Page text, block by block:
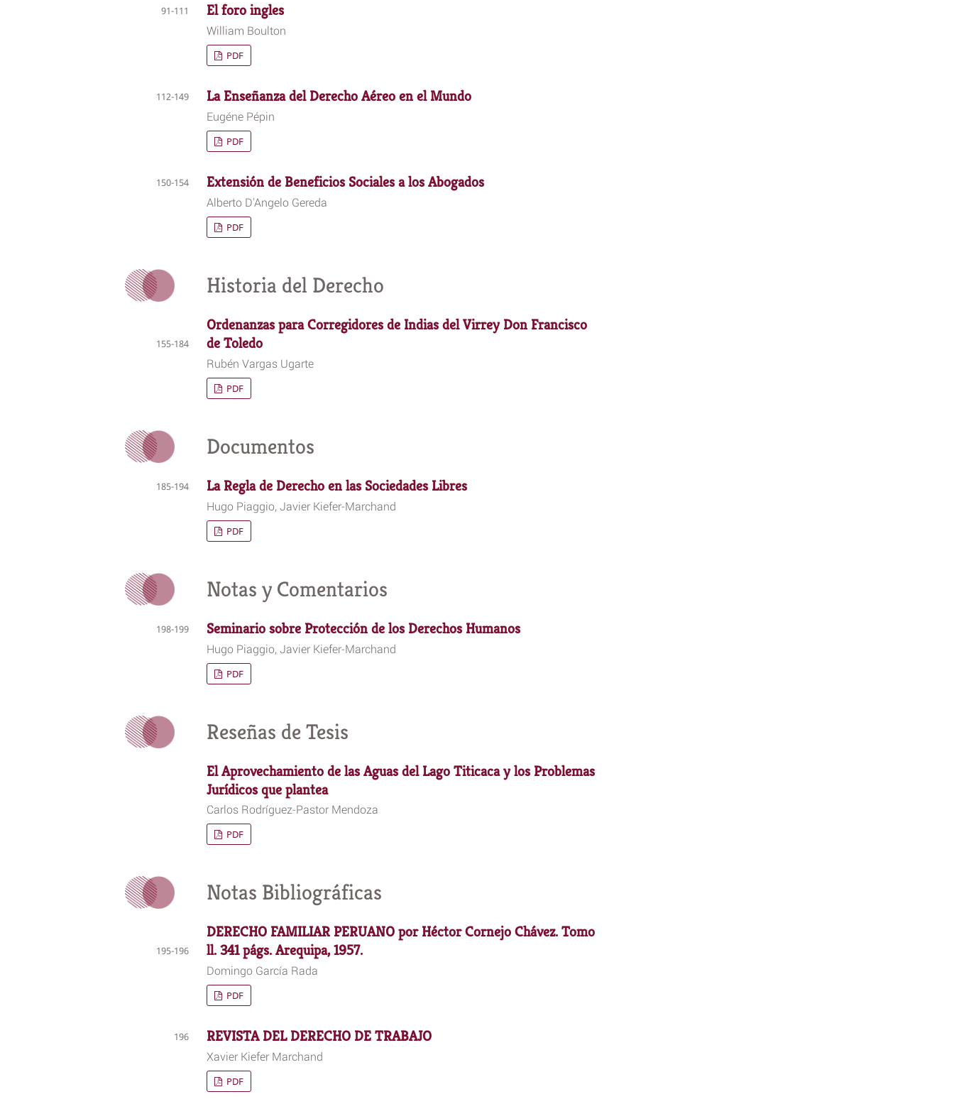
El foro ingles
William Boulton
91-111
PDF
La Enseñanza del Derecho Aéreo en el Mundo
Eugéne Pépin
112-149
PDF
Extensión de Beneficios Sociales a los Abogados
Alberto D'Angelo Gereda
150-154
PDF
Historia del Derecho
Ordenanzas para Corregidores de Indias del Virrey Don Francisco
de Toledo
Rubén Vargas Ugarte
155-184
PDF
Documentos
La Regla de Derecho en las Sociedades Libres
Hugo Piaggio, Javier Kiefer-Marchand
185-194
PDF
Notas y Comentarios
Seminario sobre Protección de los Derechos Humanos
Hugo Piaggio, Javier Kiefer-Marchand
198-199
PDF
Reseñas de Tesis
El Aprovechamiento de las Aguas del Lago Titicaca y los Problemas
Jurídicos que plantea
Carlos Rodríguez-Pastor Mendoza
PDF
Notas Bibliográficas
DERECHO FAMILIAR PERUANO por Héctor Cornejo Chávez. Tomo
ll. 341 págs. Arequipa, 1957.
Domingo García Rada
195-196
PDF
REVISTA DEL DERECHO DE TRABAJO
Xavier Kiefer Marchand
196
PDF